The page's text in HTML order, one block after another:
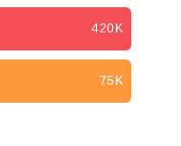
420K
75K